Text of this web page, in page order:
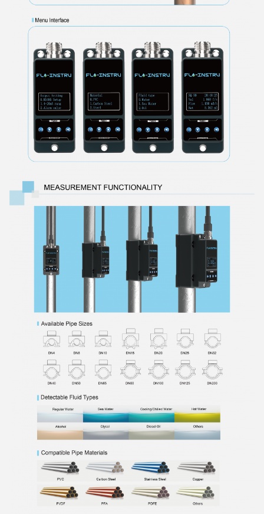
12:01 AM
Good day, what product are you looking for?